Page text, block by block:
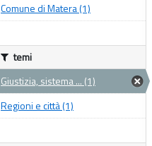
Comune di Matera (1)
temi
Giustizia, sistema ... (1)
Regioni e città (1)